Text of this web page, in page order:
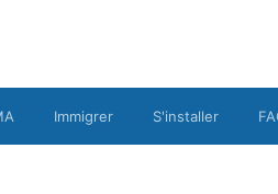
Immigrer S'installer